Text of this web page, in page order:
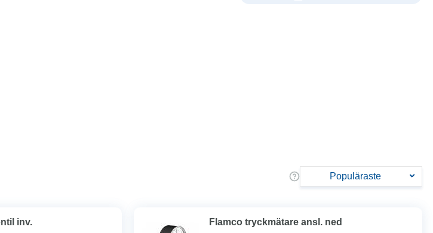
Populäraste
inv. Flamco tryckmätare ansl. ned